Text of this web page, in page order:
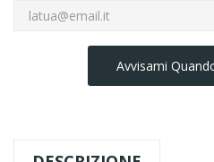
Avvisami